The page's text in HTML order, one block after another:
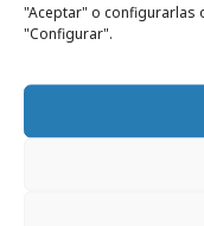
"Aceptar" o configurarlas
"Configurar".
miércoles, 22 de julio 2026
1 de cada 4
directamente